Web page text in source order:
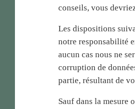
conseils, vous
Les dispositions
notre responsabilité
aucun cas nous ne
corruption de
partie, résultant de
Sauf dans la mesure